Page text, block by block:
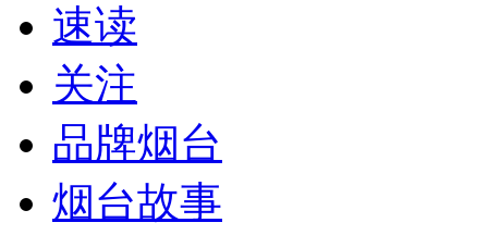
速读
关注
品牌烟台
烟台故事